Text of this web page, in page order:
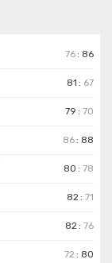
76 : 86
81 : 67
79 :70
86 : 88
80 :78
82 :71
82 :76
72 : 80